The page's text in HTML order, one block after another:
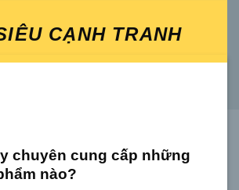
CẠNH TRANH
chuyên cung cấp những
nào?